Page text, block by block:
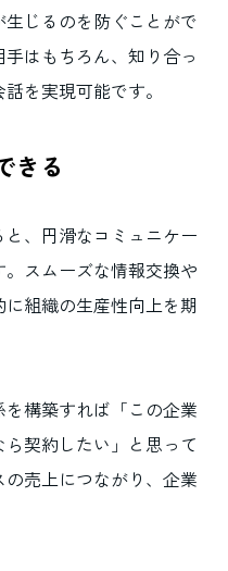
じるのを防ぐことがで
はもちろん、知り合っ
を実現可能です。
きる
、円滑なコミュニケー
スムーズな情報交換や
組織の生産性向上を期
構築すれば「この企業
契約したい」と思って
売上につながり、企業